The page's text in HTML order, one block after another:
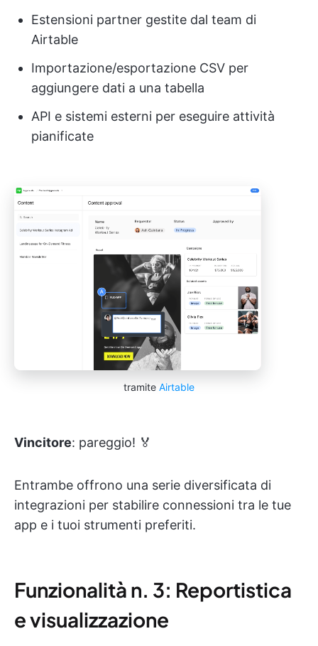
Estensioni partner gestite dal team di
Airtable
Importazione/esportazione CSV per
aggiungere dati a una tabella
API e sistemi esterni per eseguire attività
pianificate
tramite Airtable
Vincitore: pareggio! 🏅
Entrambe offrono una serie diversificata di
integrazioni per stabilire connessioni tra le tue
app e i tuoi strumenti preferiti.
Funzionalità n. 3: Reportistica
e visualizzazione